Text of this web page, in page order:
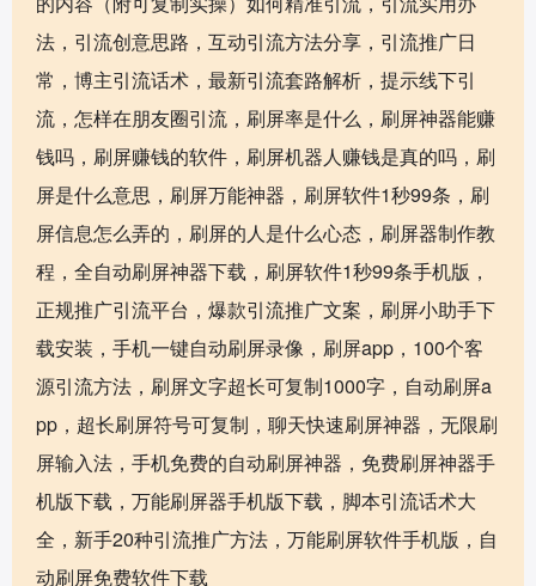
法，引流创意思路，互动引流方法分享，引流推广日
常，博主引流话术，最新引流套路解析，提示线下引
流，怎样在朋友圈引流，刷屏率是什么，刷屏神器能赚
钱吗，刷屏赚钱的软件，刷屏机器人赚钱是真的吗，刷
屏是什么意思，刷屏万能神器，刷屏软件1秒99条，刷
屏信息怎么弄的，刷屏的人是什么心态，刷屏器制作教
程，全自动刷屏神器下载，刷屏软件1秒99条手机版，
正规推广引流平台，爆款引流推广文案，刷屏小助手下
载安装，手机一键自动刷屏录像，刷屏app，100个客
源引流方法，刷屏文字超长可复制1000字，自动刷屏a
pp，超长刷屏符号可复制，聊天快速刷屏神器，无限刷
屏输入法，手机免费的自动刷屏神器，免费刷屏神器手
机版下载，万能刷屏器手机版下载，脚本引流话术大
全，新手20种引流推广方法，万能刷屏软件手机版，自
动刷屏免费软件下载